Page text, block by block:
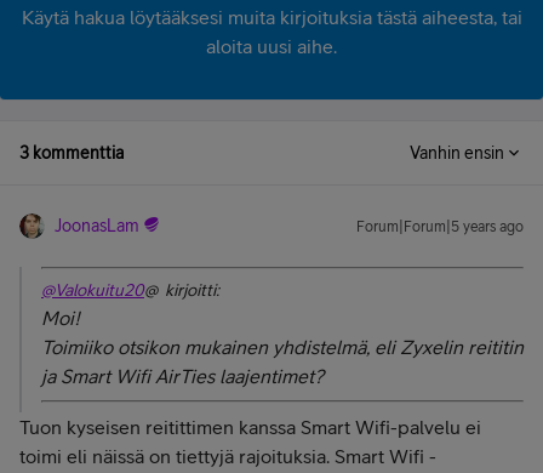
Käytä hakua löytääksesi muita kirjoituksia tästä aiheesta, tai
aloita uusi aihe.
3 kommenttia Vanhin ensin
JoonasLam Forum|Forum|5 years ago
@Valokuitu20@ kirjoitti:
Moi!
Toimiiko otsikon mukainen yhdistelmä, eli Zyxelin reititin
ja Smart Wifi AirTies laajentimet?
Tuon kyseisen reitittimen kanssa Smart Wifi-palvelu ei
toimi eli näissä on tiettyjä rajoituksia. Smart Wifi -